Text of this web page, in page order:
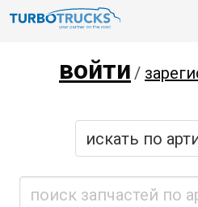
войти /